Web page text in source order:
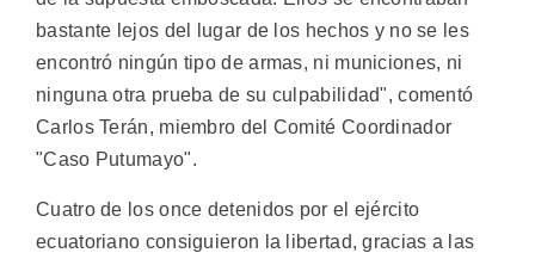
bastante lejos del lugar de los hechos y no se les
encontró ningún tipo de armas, ni municiones, ni
ninguna otra prueba de su culpabilidad", comentó
Carlos Terán, miembro del Comité Coordinador
"Caso Putumayo".
Cuatro de los once detenidos por el ejército
ecuatoriano consiguieron la libertad, gracias a las